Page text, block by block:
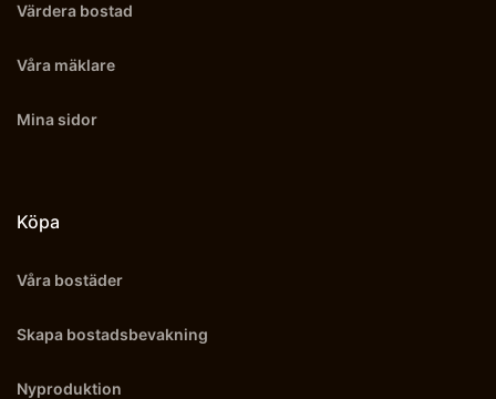
Värdera bostad
Våra mäklare
Mina sidor
Köpa
Våra bostäder
Skapa bostadsbevakning
Nyproduktion